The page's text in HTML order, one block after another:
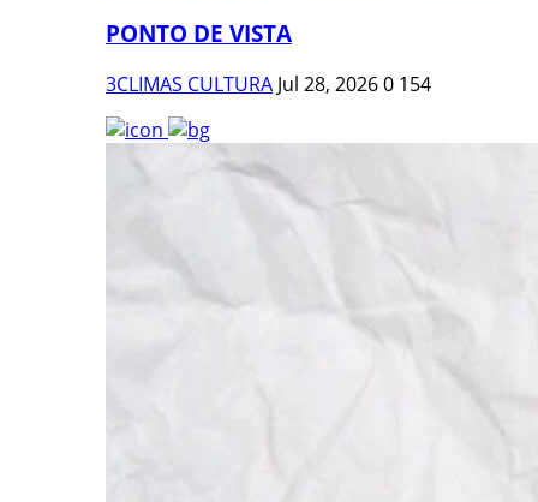
PONTO DE VISTA
3CLIMAS CULTURA Jul 28, 20260 154